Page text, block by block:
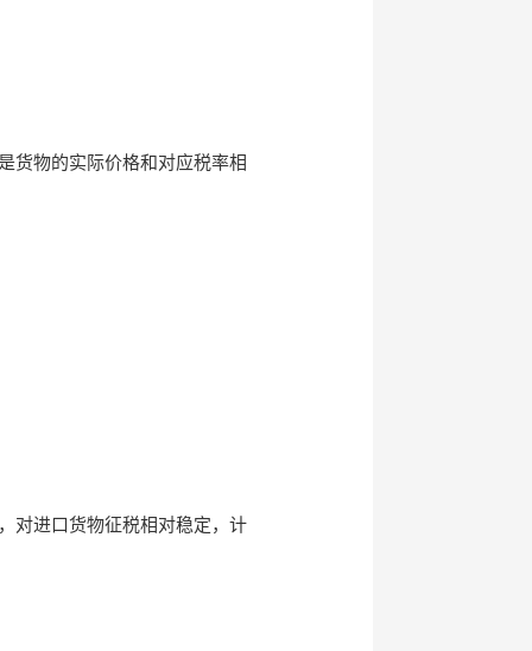
货物的实际价格和对应税率相
对进口货物征税相对稳定，计